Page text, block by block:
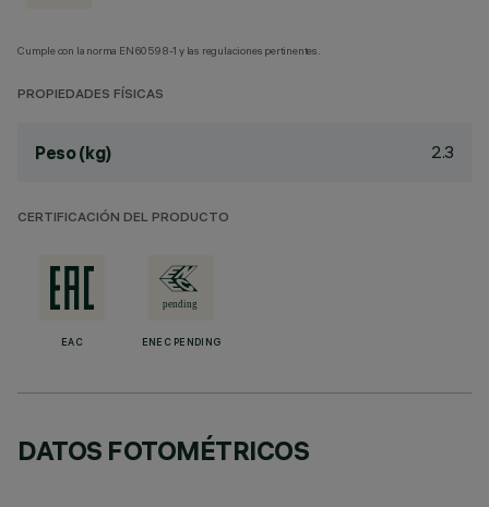
Cumple con la norma EN60598-1 y las regulaciones pertinentes.
PROPIEDADES FÍSICAS
Peso (kg) 2.3
CERTIFICACIÓN DEL PRODUCTO
EAC ENEC PENDING
DATOS FOTOMÉTRICOS